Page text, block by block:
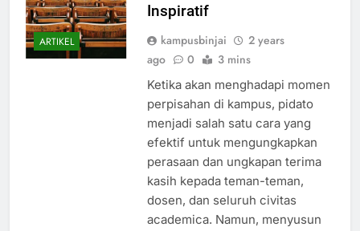
ARTIKEL
Inspiratif
kampusbinjai
2 years
ago
0 3 mins
Ketika akan menghadapi momen
perpisahan di kampus, pidato
menjadi salah satu cara yang
efektif untuk mengungkapkan
perasaan dan ungkapan terima
kasih kepada teman-teman,
dosen, dan seluruh civitas
academica. Namun, menyusun